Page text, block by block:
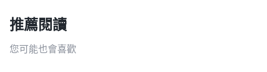
推薦閱讀
您可能也會喜歡